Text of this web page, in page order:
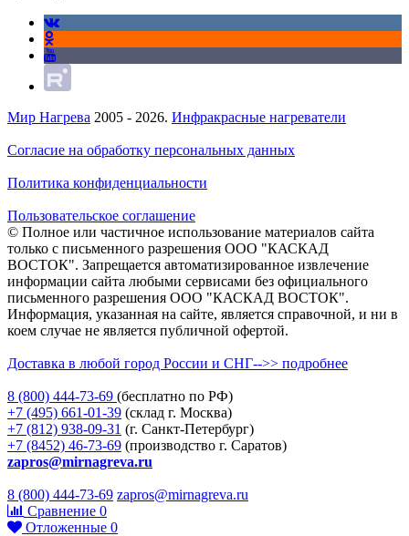
Мир Нагрева 2005 - 2026. Инфракрасные нагреватели
Согласие на обработку персональных данных
Политика конфиденциальности
Пользовательское соглашение
© Полное или частичное использование материалов сайта
только с письменного разрешения ООО "КАСКАД
ВОСТОК". Запрещается автоматизированное извлечение
информации сайта любыми сервисами без официального
письменного разрешения ООО "КАСКАД ВОСТОК".
Информация, указанная на сайте, является справочной, и ни в
коем случае не является публичной офертой.
Доставка в любой город России и СНГ-->> подробнее
8 (800) 444-73-69 (бесплатно по РФ)
+7 (495) 661-01-39 (склад г. Москва)
+7 (812) 938-09-31 (г. Санкт-Петербург)
+7 (8452) 46-73-69 (производство г. Саратов)
zapros@mirnagreva.ru
8 (800) 444-73-69 zapros@mirnagreva.ru
Сравнение 0
Отложенные 0